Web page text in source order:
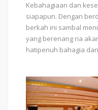
Kebahagiaan dan
siapapun. Dengan
berkah ini sambal
yang berenang ria
hatipenuh bahagia